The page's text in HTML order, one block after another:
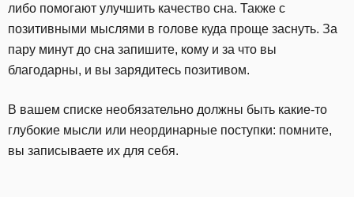
либо помогают улучшить качество сна. Также с
позитивными мыслями в голове куда проще заснуть. За
пару минут до сна запишите, кому и за что вы
благодарны, и вы зарядитесь позитивом.
В вашем списке необязательно должны быть какие-то
глубокие мысли или неординарные поступки: помните,
вы записываете их для себя.